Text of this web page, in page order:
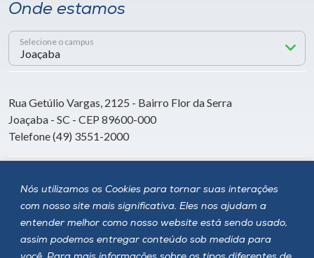
Nós utilizamos os Cookies para tornar suas interações
com nosso site mais significativa. Eles nos ajudam a
entender melhor como nosso website está sendo usado,
assim podemos entregar conteúdo sob medida para
Onde estamos
Selecione o campus
Rua Getúlio Vargas, 2125 - Bairro Flor da Serra
Joaçaba - SC - CEP 89600-000
Telefone (49) 3551-2000
Siga a Unoesc